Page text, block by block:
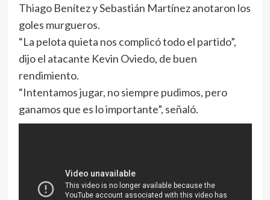
Thiago Benítez y Sebastián Martínez anotaron los
goles murgueros.
“La pelota quieta nos complicó todo el partido”,
dijo el atacante Kevin Oviedo, de buen
rendimiento.
“Intentamos jugar, no siempre pudimos, pero
ganamos que es lo importante”, señaló.